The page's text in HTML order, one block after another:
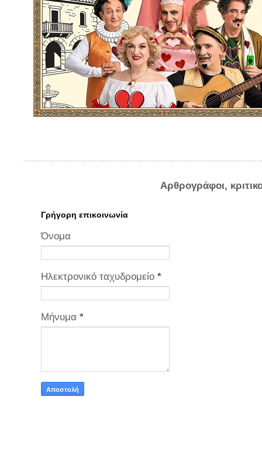
Αρθρογράφοι,
Γρήγορη επικοινωνία
Όνομα
Ηλεκτρονικό ταχυδρομείο *
Μήνυμα *